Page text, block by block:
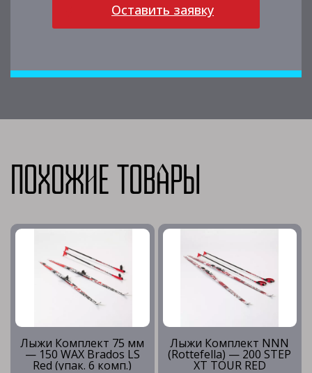
Оставить заявку
Похожие товары
Лыжи Комплект 75 мм
— 150 WAX Brados LS
Red (упак. 6 комп.)
Лыжи Комплект NNN
(Rottefella) — 200 STEP
XT TOUR RED